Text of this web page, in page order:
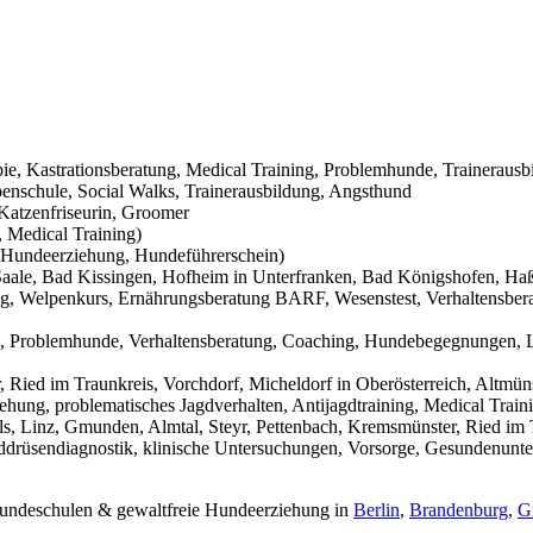
Kastrationsberatung, Medical Training, Problemhunde,
Social Walks, Trainerausbildung, Angsthund
Groomer
Medical Training)
Hundeführerschein)
Bad Kissingen, Hofheim in Unterfranken, Bad Königshofen,
Ernährungsberatung BARF, Wesenstest,
Verhaltensberatung, Coaching, Hundebegegnungen,
im Traunkreis, Vorchdorf, Micheldorf in Oberösterreich,
problematisches Jagdverhalten, Antijagdtraining, Medical
Linz, Gmunden, Almtal, Steyr, Pettenbach, Kremsmünster, Ried
klinische Untersuchungen, Vorsorge,
& gewaltfreie Hundeerziehung in Berlin, Brandenburg,